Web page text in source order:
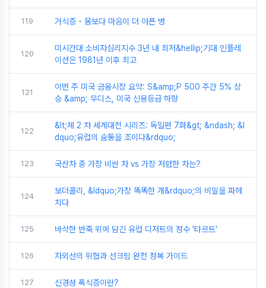
119 거식증 - 몸보다 마음이 더 아픈 병
120
미시간대 소비자심리지수 3년 내 최저&hellip;기대 인플레
이션은 1981년 이후 최고
121
이번 주 미국 금융시장 요약: S&amp;P 500 주간 5% 상
승 &amp; 무디스, 미국 신용등급 하향
122
&lt;제 2 차 세계대전 시리즈: 독일편 7화&gt; &ndash; &l
dquo;유럽의 숨통을 조이다&rdquo;
123 국산차 중 가장 비싼 차 vs 가장 저렴한 차는?
124
보더콜리, &ldquo;가장 똑똑한 개&rdquo;의 비밀을 파헤
치다
125 바삭한 반죽 위에 담긴 유럽 디저트의 정수 '타르트'
126 자외선의 위협과 선크림 완전 정복 가이드
127 신경성 폭식증이란?